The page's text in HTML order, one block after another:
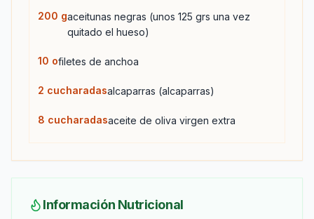
200 gaceitunas negras (unos 125 grs una vez
quitado el hueso)
10 ofiletes de anchoa
2 cucharadasalcaparras (alcaparras)
8 cucharadasaceite de oliva virgen extra
Información Nutricional